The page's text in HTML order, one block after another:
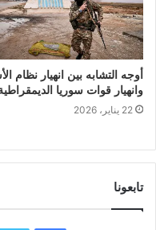
أوجه التشابه بين انهيار نظام
وانهيار قوات سوريا
22 يناير، 2026
تابعونا